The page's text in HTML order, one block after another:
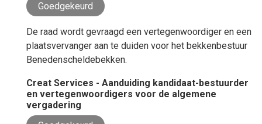
Goedgekeurd
De raad wordt gevraagd een vertegenwoordiger en een
plaatsvervanger aan te duiden voor het bekkenbestuur
Benedenscheldebekken.
Creat Services - Aanduiding kandidaat-bestuurder
en vertegenwoordigers voor de algemene
vergadering